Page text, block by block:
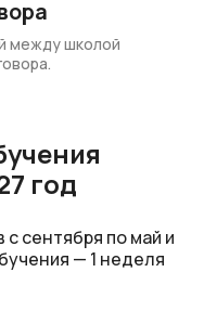
между школой
год
сентября по май и
— 1 неделя